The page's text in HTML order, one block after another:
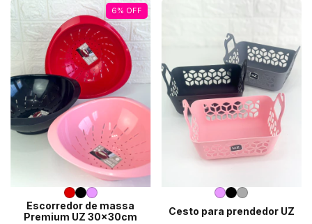
6% OFF
Escorredor de massa
Premium UZ 30x30cm
Cesto para prendedor UZ